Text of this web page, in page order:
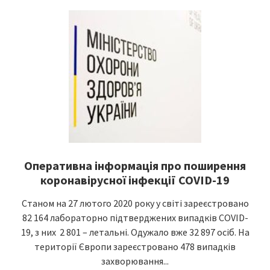
Оперативна інформація про поширення
коронавірусної інфекції COVID-19
Станом на 27 лютого 2020 року у світі зареєстровано
82 164 лабораторно підтверджених випадків COVID-
19, з них 2 801 – летальні. Одужало вже 32 897 осіб. На
території Європи зареєстровано 478 випадків
захворювання...